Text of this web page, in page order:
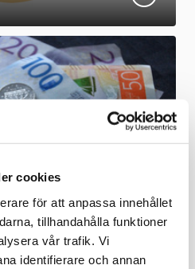
cookies
för att anpassa innehållet
tillhandahålla funktioner
vår trafik. Vi
identifierare och annan